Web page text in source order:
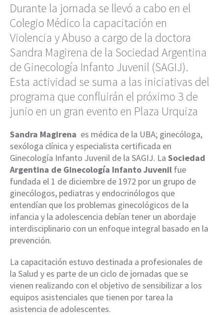
Durante la jornada se llevó a cabo en el
Colegio Médico la capacitación en
Violencia y Abuso a cargo de la doctora
Sandra Magirena de la Sociedad Argentina
de Ginecología Infanto Juvenil (SAGIJ).
Esta actividad se suma a las iniciativas del
programa que confluirán el próximo 3 de
junio en un gran evento en Plaza Urquiza
Sandra Magirena es médica de la UBA; ginecóloga,
sexóloga clínica y especialista certificada en
Ginecología Infanto Juvenil de la SAGIJ. La Sociedad
Argentina de Ginecología Infanto Juvenil fue
fundada el 1 de diciembre de 1972 por un grupo de
ginecólogos, pediatras y endocrinólogos que
entendían que los problemas ginecológicos de la
infancia y la adolescencia debían tener un abordaje
interdisciplinario con un enfoque integral basado en la
prevención.
La capacitación estuvo destinada a profesionales de
la Salud y es parte de un ciclo de jornadas que se
vienen realizando con el objetivo de sensibilizar a los
equipos asistenciales que tienen por tarea la
asistencia de adolescentes.